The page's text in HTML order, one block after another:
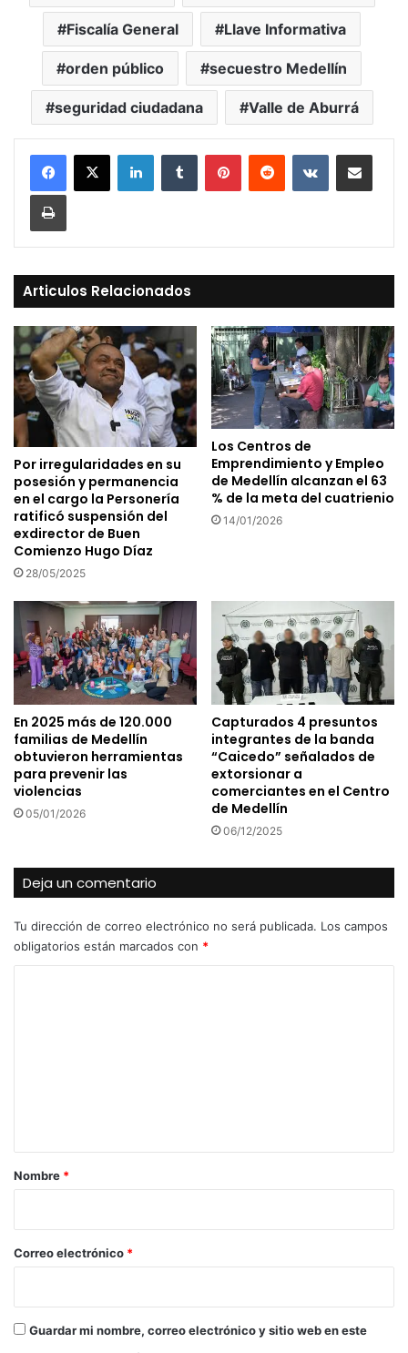
Fiscalía General Llave Informativa
orden público secuestro Medellín
seguridad ciudadana Valle de Aburrá
LinkedInTumblr PinterestReddit VKontakteCompartir vía Mail
Print
Articulos Relacionados
Por irregularidades en su
posesión y permanencia
en el cargo la Personería
ratificó suspensión del
exdirector de Buen
Comienzo Hugo Díaz
28/05/2025
Los Centros de
Emprendimiento y Empleo
de Medellín alcanzan el 63
% de la meta del cuatrienio
14/01/2026
En 2025 más de 120.000
familias de Medellín
obtuvieron herramientas
para prevenir las
violencias
05/01/2026
Capturados 4 presuntos
integrantes de la banda
“Caicedo” señalados de
extorsionar a
comerciantes en el Centro
de Medellín
06/12/2025
Deja un comentario
Tu dirección de correo electrónico no será publicada. Los campos
obligatorios están marcados con *
r
*
Nombre *
Correo electrónico *
Guardar mi nombre, correo electrónico y sitio web en este